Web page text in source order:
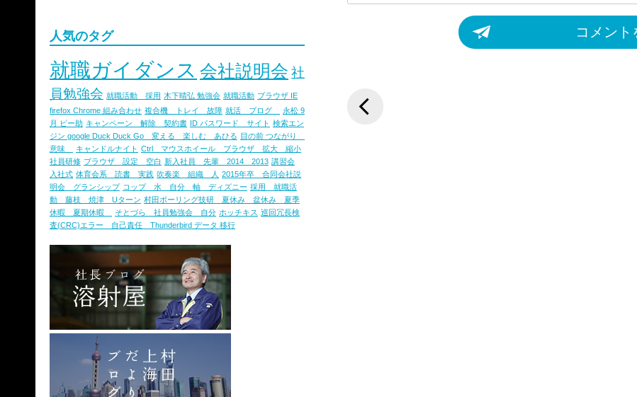
人気のタグ
就職ガイダンス 会社説明会 社
員勉強会 就職活動 採用 木下晴弘 勉強会 就職活動 ブラウザ IE
firefox Chrome 組み合わせ 複合機 トレイ 故障 就活 ブログ
永松 9
月 ピー助 キャンペーン 解除 契約書 ID パスワード サイト 検索エン
ジン google Duck Duck Go 変える 楽しむ あひる 目の前 つながり
意味
キャンドルナイト Ctrl マウスホイール ブラウザ 拡大 縮小
社員研修 ブラウザ 設定 空白 新入社員 先輩 2014 2013 講習会
入社式 体育会系 読書 実践 吹奏楽 組織 人 2015年卒 合同会社説
明会 グランシップ コップ 水 自分 軸 ディズニー 採用 就職活
動 藤枝 焼津 Uターン 村田ボーリング技研 夏休み 盆休み 夏季
休暇 夏期休暇
そとづら 社員勉強会 自分 ホッチキス 巡回冗長検
査(CRC)エラー 自己責任 Thunderbird データ 移行